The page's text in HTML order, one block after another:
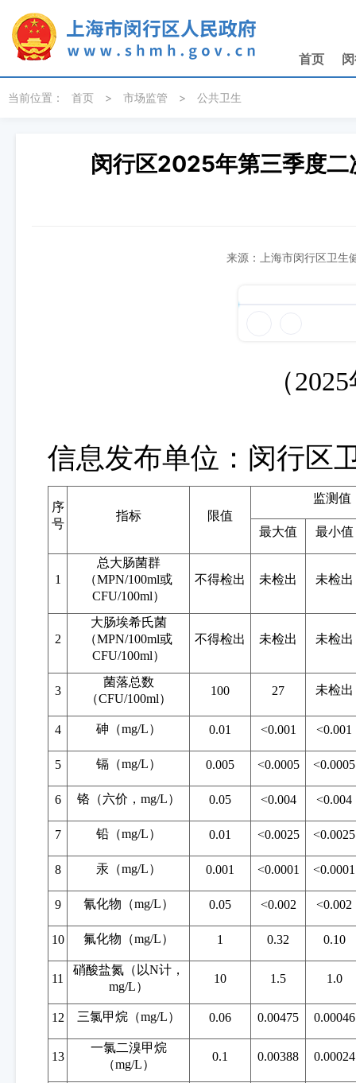
首页
当前位置： 首页 > 市场监管 > 公共卫生
闵行区2025年第三季度二
来源：上海市闵行区卫
（2025
信息发布单位：闵行区
序
号
指标 限值
监测值
最大值 最小值
1
总大肠菌群
（MPN/100ml或
CFU/100ml）
不得检出 未检出 未检出
2
大肠埃希氏菌
（MPN/100ml或
CFU/100ml）
不得检出 未检出 未检出
3
菌落总数
（CFU/100ml）
100 27 未检出
4 砷（mg/L） 0.01 <0.001 <0.001
5 镉（mg/L） 0.005 <0.0005 <0.0005
6 铬（六价， mg/L） 0.05 <0.004 <0.004
7 铅（mg/L） 0.01 <0.0025 <0.0025
8 汞（mg/L） 0.001 <0.0001 <0.0001
9 氰化物（mg/L） 0.05 <0.002 <0.002
10 氟化物（mg/L） 1 0.32 0.10
11
硝酸盐氮（以N计，
mg/L）
10 1.5 1.0
12 三氯甲烷（mg/L） 0.06 0.00475 0.00046
13
一氯二溴甲烷
（mg/L）
0.1 0.00388 0.00024